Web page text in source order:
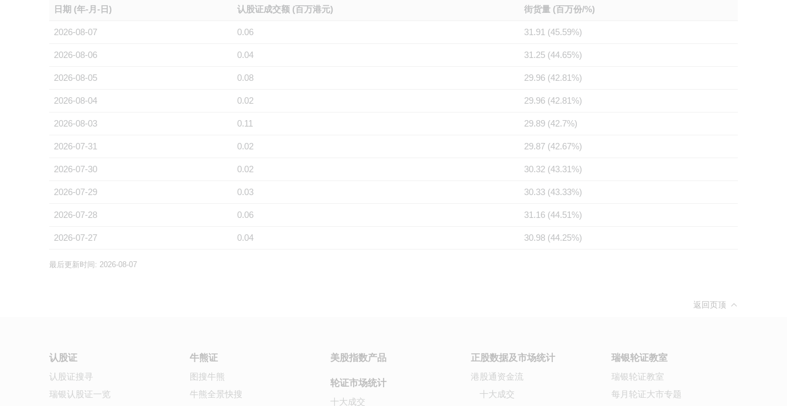
日期 (年-月-日) 认股证成交额 (百万港元) 街货量 (百万份/%)
2026-08-07 0.06 31.91 (45.59%)
2026-08-06 0.04 31.25 (44.65%)
2026-08-05 0.08 29.96 (42.81%)
2026-08-04 0.02 29.96 (42.81%)
2026-08-03 0.11 29.89 (42.7%)
2026-07-31 0.02 29.87 (42.67%)
2026-07-30 0.02 30.32 (43.31%)
2026-07-29 0.03 30.33 (43.33%)
2026-07-28 0.06 31.16 (44.51%)
2026-07-27 0.04 30.98 (44.25%)
最后更新时间: 2026-08-07
返回页顶
认股证
认股证搜寻
瑞银认股证一览
牛熊证
图搜牛熊
牛熊全景快搜
美股指数产品
轮证市场统计
十大成交
正股数据及市场统计
港股通资金流
十大成交
瑞银轮证教室
瑞银轮证教室
每月轮证大市专题